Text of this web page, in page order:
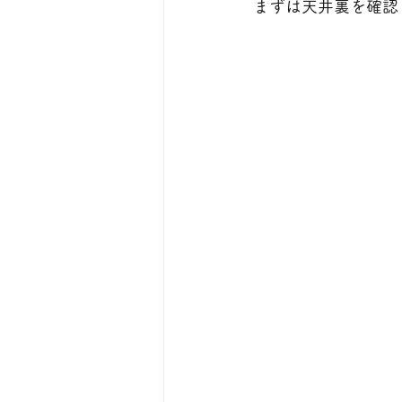
まずは天井裏を確